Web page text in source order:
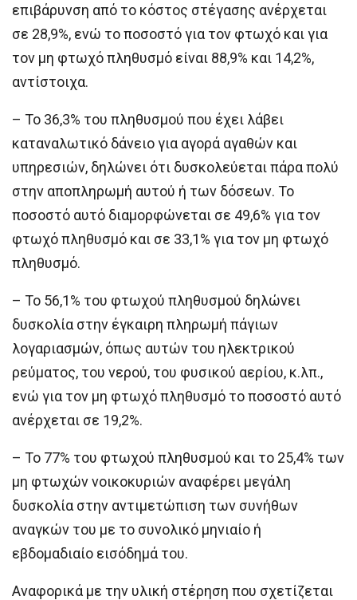
επιβάρυνση από το κόστος στέγασης ανέρχεται
σε 28,9%, ενώ το ποσοστό για τον φτωχό και για
τον μη φτωχό πληθυσμό είναι 88,9% και 14,2%,
αντίστοιχα.
– Το 36,3% του πληθυσμού που έχει λάβει
καταναλωτικό δάνειο για αγορά αγαθών και
υπηρεσιών, δηλώνει ότι δυσκολεύεται πάρα πολύ
στην αποπληρωμή αυτού ή των δόσεων. Το
ποσοστό αυτό διαμορφώνεται σε 49,6% για τον
φτωχό πληθυσμό και σε 33,1% για τον μη φτωχό
πληθυσμό.
– Το 56,1% του φτωχού πληθυσμού δηλώνει
δυσκολία στην έγκαιρη πληρωμή πάγιων
λογαριασμών, όπως αυτών του ηλεκτρικού
ρεύματος, του νερού, του φυσικού αερίου, κ.λπ.,
ενώ για τον μη φτωχό πληθυσμό το ποσοστό αυτό
ανέρχεται σε 19,2%.
– Το 77% του φτωχού πληθυσμού και το 25,4% των
μη φτωχών νοικοκυριών αναφέρει μεγάλη
δυσκολία στην αντιμετώπιση των συνήθων
αναγκών του με το συνολικό μηνιαίο ή
εβδομαδιαίο εισόδημά του.
Αναφορικά με την υλική στέρηση που σχετίζεται